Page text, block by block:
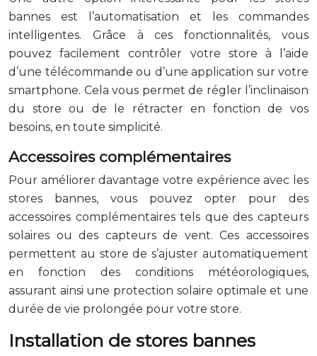
bannes est l’automatisation et les commandes
intelligentes. Grâce à ces fonctionnalités, vous
pouvez facilement contrôler votre store à l’aide
d’une télécommande ou d’une application sur votre
smartphone. Cela vous permet de régler l’inclinaison
du store ou de le rétracter en fonction de vos
besoins, en toute simplicité.
Accessoires complémentaires
Pour améliorer davantage votre expérience avec les
stores bannes, vous pouvez opter pour des
accessoires complémentaires tels que des capteurs
solaires ou des capteurs de vent. Ces accessoires
permettent au store de s’ajuster automatiquement
en fonction des conditions météorologiques,
assurant ainsi une protection solaire optimale et une
durée de vie prolongée pour votre store.
Installation de stores bannes